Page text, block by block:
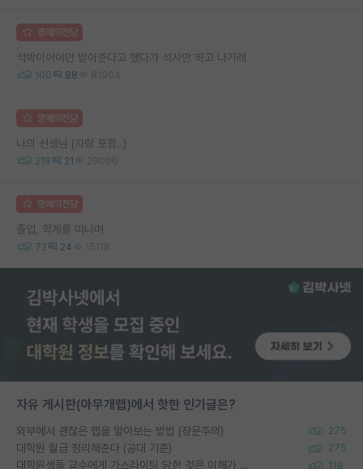
명예의전당
석박이어야만 받아준다고 했다가 석사만 하고 나가래
100 88 81904
명예의전당
나의 선생님 (자랑 포함..)
218 21 29000
명예의전당
졸업, 학계를 떠나며
72 24 15118
자유 게시판(아무개랩)에서 핫한 인기글은?
외부에서 괜찮은 랩을 알아보는 방법 (장문주의) 275
대학원 월급 정리해준다 (공대 기준) 275
대학원생들 교수에게 가스라이팅 당한 것은 이해가 갑니다. 안타깝네요. 119